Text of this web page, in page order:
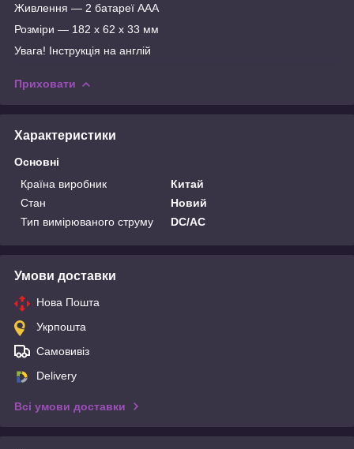
Живлення — 2 батареї ААА
Розміри — 182 х 62 х 33 мм
Увага! Інструкція на англій
Приховати
Характеристики
Основні
Країна виробник
Китай
Стан
Новий
Тип вимірюваного струму
DC/AC
Умови доставки
Нова Пошта
Укрпошта
Самовивіз
Delivery
Всі умови доставки